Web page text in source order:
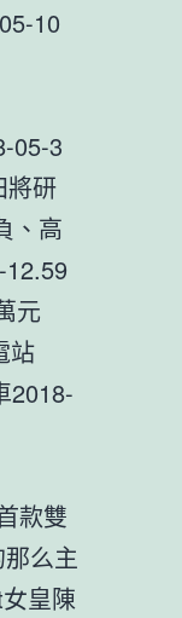
10
05-3
將研
、高
12.59
元
站
2018-
款雙
么主
皇陳